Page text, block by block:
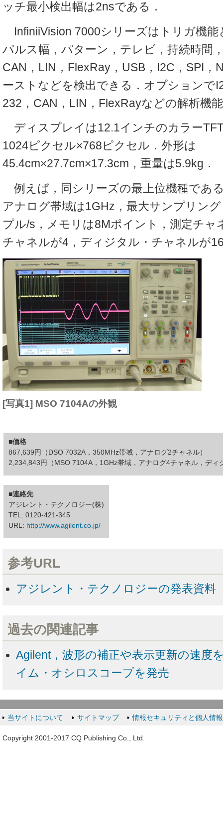
ッチ最小検出幅は2nsである．
InfiniiVision 7000シリーズはトリガ機能
パルス幅，パターン，テレビ，持続時間
CAN，LIN，FlexRay，USB，I2C，SPI，
ーストなどを検出できる．オプションで
232，CAN，LIN，FlexRayなどの解析
ディスプレイは12.1インチのカラー
1024ピクセル×768ピクセル．外形は
45.4cm×27.7cm×17.3cm，重量は5.9kg．
例えば，同シリーズの最上位機種であ
アナログ帯域は1GHz，最大サンプリン
プル/s，メモリは8Mポイント，測定チャ
チャネルが4，ディジタル・チャネルが
[写真1] MSO 7104Aの外観
■価格
867,639円（DSO 7032A，350MHz帯域，アナログ2チャネル）
2,234,843円（MSO 7104A，1GHz帯域，アナログ4チャネル，ディ
■連絡先
アジレント・テクノロジー(株)
TEL: 0120-421-345
URL: http://www.agilent.co.jp/
参考URL
アジレント・テクノロジーの発表資料
過去の関連記事
Agilent，波形の補正や表示更新の速度
イム・オシロスコープを発売
当サイトについて サイトマップ 情報セキュリティと個人情
Copyright 2001-2017 CQ Publishing Co., Ltd.